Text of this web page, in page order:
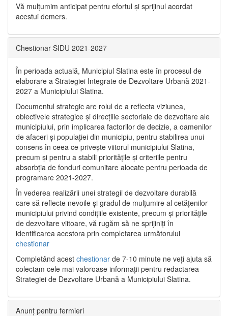
Vă mulţumim anticipat pentru efortul şi sprijinul acordat
acestui demers.
Chestionar SIDU 2021-2027
În perioada actuală, Municipiul Slatina este în procesul de
elaborare a Strategiei Integrate de Dezvoltare Urbană 2021‐
2027 a Municipiului Slatina.
Documentul strategic are rolul de a reflecta viziunea,
obiectivele strategice și direcțiile sectoriale de dezvoltare ale
municipiului, prin implicarea factorilor de decizie, a oamenilor
de afaceri și populației din municipiu, pentru stabilirea unui
consens în ceea ce privește viitorul municipiului Slatina,
precum și pentru a stabili prioritățile și criteriile pentru
absorbția de fonduri comunitare alocate pentru perioada de
programare 2021-2027.
În vederea realizării unei strategii de dezvoltare durabilă
care să reflecte nevoile și gradul de mulțumire al cetățenilor
municipiului privind condițiile existente, precum și prioritățile
de dezvoltare viitoare, vă rugăm să ne sprijiniți în
identificarea acestora prin completarea următorului
chestionar
Completând acest chestionar de 7-10 minute ne veți ajuta să
colectam cele mai valoroase informații pentru redactarea
Strategiei de Dezvoltare Urbană a Municipiului Slatina.
Anunț pentru fermieri